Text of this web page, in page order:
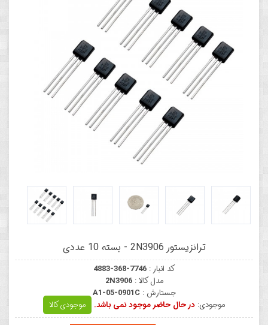
ترانزیستور 2N3906 - بسته 10 عددی
کد انبار : 4883-368-7746
مدل کالا :2N3906
جستارش :A1-05-0901C
موجودی: در حال حاضر موجود نمی باشد. موجودی کالا